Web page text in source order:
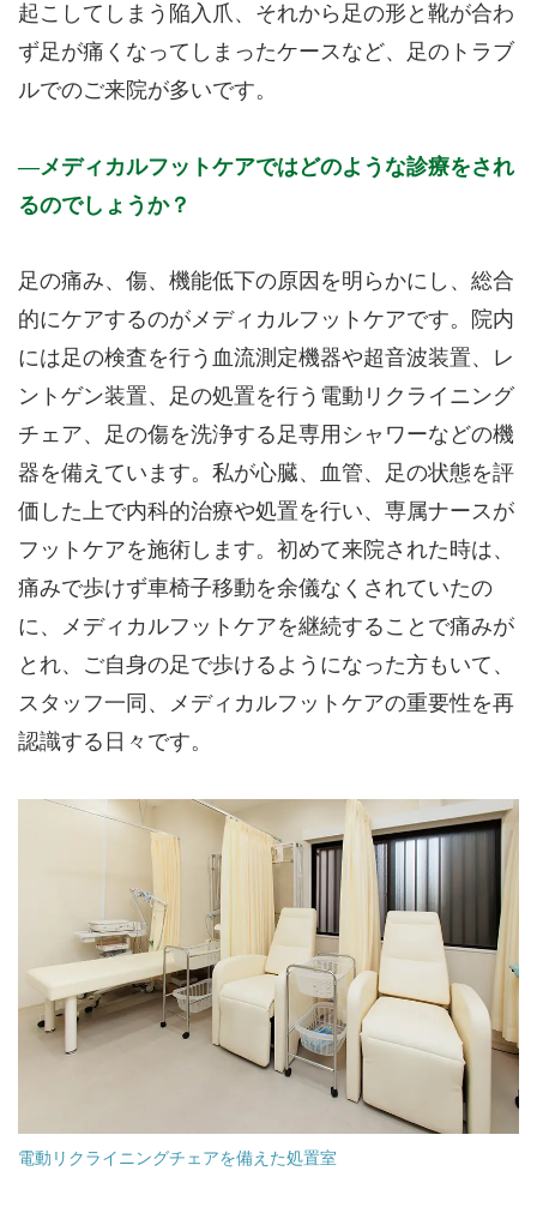
起こしてしまう陥入爪、それから足の形と靴が合わ
ず足が痛くなってしまったケースなど、足のトラブ
ルでのご来院が多いです。
メディカルフットケアではどのような診療をされ
るのでしょうか？
足の痛み、傷、機能低下の原因を明らかにし、総合
的にケアするのがメディカルフットケアです。院内
には足の検査を行う血流測定機器や超音波装置、レ
ントゲン装置、足の処置を行う電動リクライニング
チェア、足の傷を洗浄する足専用シャワーなどの機
器を備えています。私が心臓、血管、足の状態を評
価した上で内科的治療や処置を行い、専属ナースが
フットケアを施術します。初めて来院された時は、
痛みで歩けず車椅子移動を余儀なくされていたの
に、メディカルフットケアを継続することで痛みが
とれ、ご自身の足で歩けるようになった方もいて、
スタッフ一同、メディカルフットケアの重要性を再
認識する日々です。
電動リクライニングチェアを備えた処置室